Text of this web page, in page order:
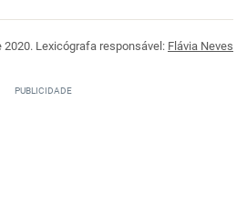
Lexicógrafa responsável: Flávia Neves